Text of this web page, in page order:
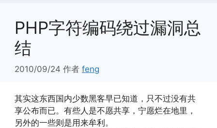
PHP字符编码绕过漏洞总
结
2010/09/24 作者 feng
其实这东西国内少数黑客早已知道，只不过没有共
享公布而已。有些人是不愿共享，宁愿烂在地里，
另外的一些则是用来牟利。